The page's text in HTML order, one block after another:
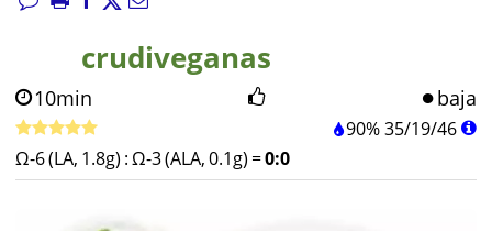
crudiveganas
10min baja
90%35/19/46
Ω-6 (LA, 1.8g) :Ω-3 (ALA, 0.1g) =0:0